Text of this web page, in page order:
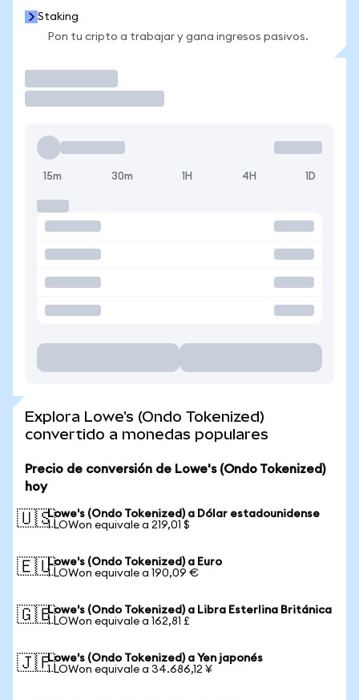
Staking
Pon tu cripto a trabajar y gana ingresos pasivos.
15m 30m 1H 4H 1D
Explora Lowe's (Ondo Tokenized)
convertido a monedas populares
Precio de conversión de Lowe's (Ondo Tokenized)
hoy
🇺🇸Lowe's (Ondo Tokenized) a Dólar estadounidense
1 LOWon equivale a 219,01 $
🇪🇺Lowe's (Ondo Tokenized) a Euro
1 LOWon equivale a 190,09 €
🇬🇧Lowe's (Ondo Tokenized) a Libra Esterlina Británica
1 LOWon equivale a 162,81 £
🇯🇵Lowe's (Ondo Tokenized) a Yen japonés
1 LOWon equivale a 34.686,12 ¥